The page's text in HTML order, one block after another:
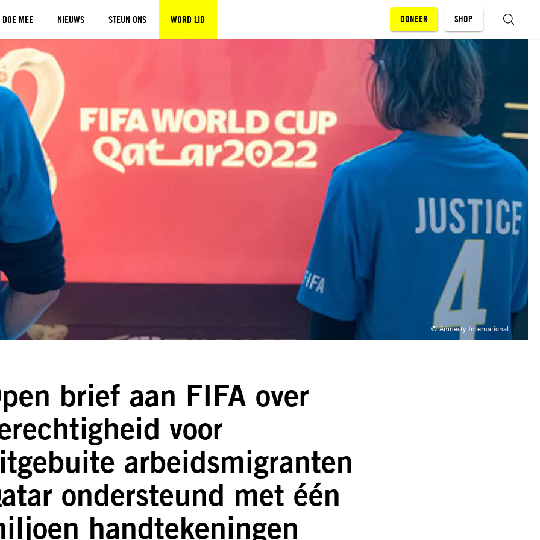
DOE MEE NIEUWS STEUN ONS WORD LID DONEER SHOP
© Amnesty International
brief aan FIFA over
voor
arbeidsmigranten
ondersteund met één
handtekeningen